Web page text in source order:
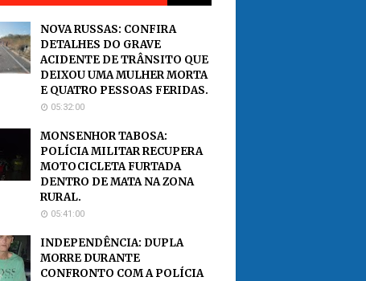
NOVA RUSSAS: CONFIRA
DETALHES DO GRAVE
ACIDENTE DE TRÂNSITO QUE
DEIXOU UMA MULHER MORTA
E QUATRO PESSOAS FERIDAS.
05:32:00
MONSENHOR TABOSA:
POLÍCIA MILITAR RECUPERA
MOTOCICLETA FURTADA
DENTRO DE MATA NA ZONA
RURAL.
05:41:00
INDEPENDÊNCIA: DUPLA
MORRE DURANTE
CONFRONTO COM A POLÍCIA